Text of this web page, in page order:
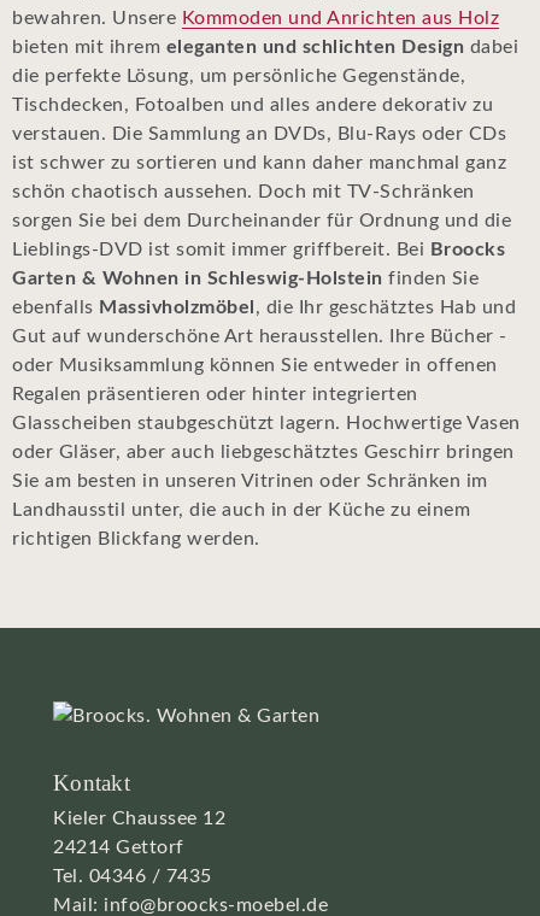
bewahren. Unsere Kommoden und Anrichten aus Holz
bieten mit ihrem eleganten und schlichten Design dabei
die perfekte Lösung, um persönliche Gegenstände,
Tischdecken, Fotoalben und alles andere dekorativ zu
verstauen. Die Sammlung an DVDs, Blu-Rays oder CDs
ist schwer zu sortieren und kann daher manchmal ganz
schön chaotisch aussehen. Doch mit TV-Schränken
sorgen Sie bei dem Durcheinander für Ordnung und die
Lieblings-DVD ist somit immer griffbereit. Bei Broocks
Garten & Wohnen in Schleswig-Holstein finden Sie
ebenfalls Massivholzmöbel , die Ihr geschätztes Hab und
Gut auf wunderschöne Art herausstellen. Ihre Bücher -
oder Musiksammlung können Sie entweder in offenen
Regalen präsentieren oder hinter integrierten
Glasscheiben staubgeschützt lagern. Hochwertige Vasen
oder Gläser, aber auch liebgeschätztes Geschirr bringen
Sie am besten in unseren Vitrinen oder Schränken im
Landhausstil unter, die auch in der Küche zu einem
richtigen Blickfang werden.
Kontakt
Kieler Chaussee 12
24214 Gettorf
Tel. 04346 / 7435
Mail: info@broocks-moebel.de